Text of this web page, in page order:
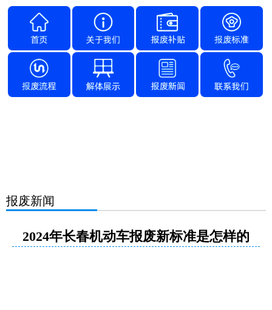
报废新闻
2024年长春机动车报废新标准是怎样的